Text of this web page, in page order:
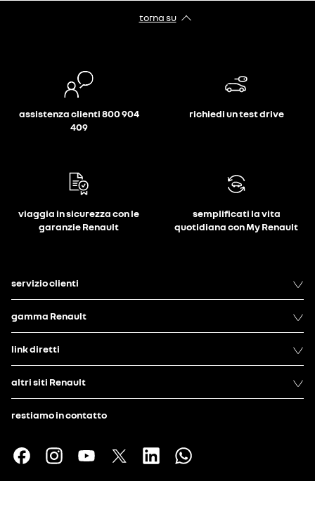
torna su
assistenza clienti 800 904
409
richiedi un test drive
viaggia in sicurezza con le
garanzie Renault
semplificati la vita
quotidiana con My Renault
servizio clienti
gamma Renault
link diretti
altri siti Renault
restiamo in contatto